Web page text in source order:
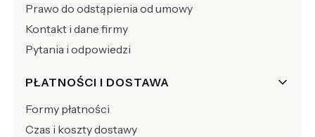
Prawo do odstąpienia od umowy
Kontakt i dane firmy
Pytania i odpowiedzi
PŁATNOŚCI I DOSTAWA
Formy płatności
Czas i koszty dostawy